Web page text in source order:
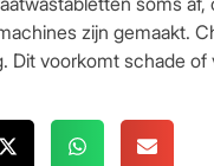
zijn gemaakt.
Dit voorkomt schade of